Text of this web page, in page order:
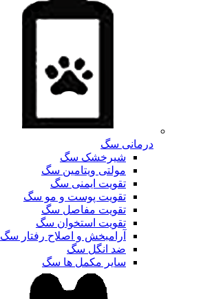
درمانی سگ
شیرخشک سگ
مولتی ویتامین سگ
تقویت ایمنی سگ
تقویت پوست و مو سگ
تقویت مفاصل سگ
تقویت استخوان سگ
آرامبخش و اصلاح رفتار سگ
ضد انگل سگ
سایر مکمل ها سگ